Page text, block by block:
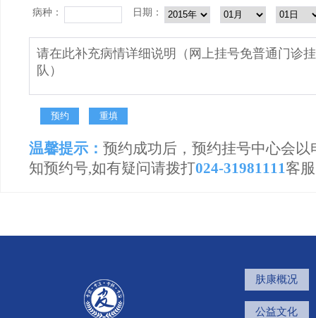
病种： 日期：
温馨提示： 预约成功后，预约挂号中心会
知预约号,如有疑问请拨打024-31981111客
肤康概况
公益文化